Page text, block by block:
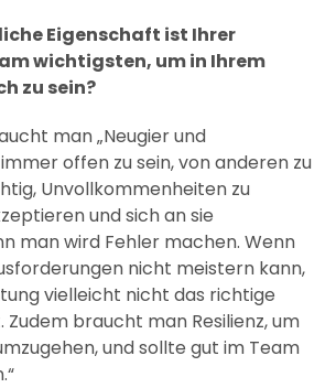
Eigenschaft ist Ihrer
wichtigsten, um in Ihrem
zu sein?
man „Neugier und
offen zu sein, von anderen zu
Unvollkommenheiten zu
und sich an sie
man wird Fehler machen. Wenn
nicht meistern kann,
vielleicht nicht das richtige
braucht man Resilienz, um
und sollte gut im Team